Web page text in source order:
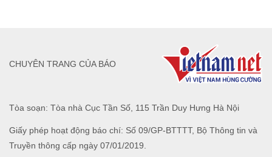
Tòa soạn: Tòa nhà Cục Tần Số, 115 Trần Duy Hưng Hà Nội
Giấy phép hoạt động báo chí: Số 09/GP-BTTTT, Bộ Thông tin và
Truyền thông cấp ngày 07/01/2019.
CHUYÊN TRANG CỦA BÁO